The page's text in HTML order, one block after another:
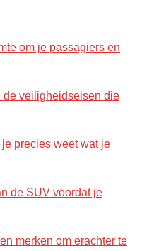
om je passagiers en
de veiligheidseisen die
precies weet wat je
de SUV voordat je
merken om erachter te